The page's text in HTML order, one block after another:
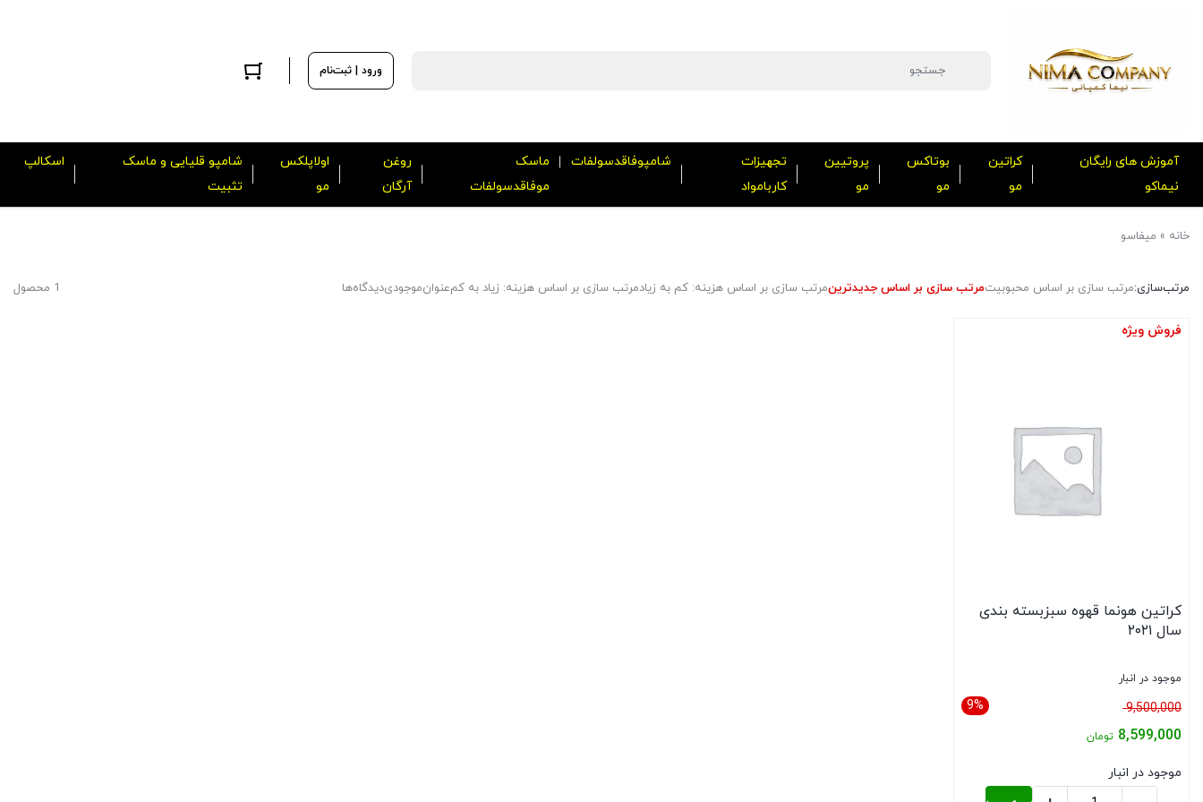
ورود | ثبت‌نام
آموزش های رایگان
نیماکو
کراتین
مو
بوتاکس
مو
پروتیین
مو
تجهیزات
کاربامواد
شامپوفاقدسولفات
ماسک
موفاقدسولفات
روغن
آرگان
اولاپلکس
مو
شامپو قلیایی و ماسک
تثبیت
اسکالپ
خانه » میفاسو
1 محصول مرتب‌سازی:مرتب سازی بر اساس محبوبیتمرتب سازی بر اساس جدیدترینمرتب سازی بر اساس هزینه: کم به زیادمرتب سازی بر اساس هزینه: زیاد به کمعنوانموجودیدیدگاه‌ها
فروش ویژه
کراتین هونما قهوه سبزبسته بندی
سال ۲۰۲۱
موجود در انبار
9% 9,500,000قیمت
اصلی:
بود.
8,599,000 تومان
فعلی:
موجود در انبار